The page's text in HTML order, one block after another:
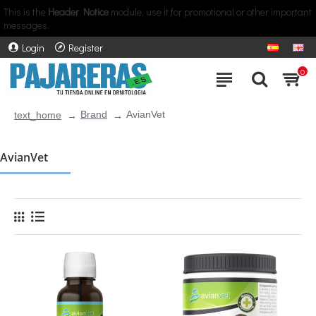
This is the Header Notice module, use it for promotional or other important
messages.
Login
Register
0
text_home Brand AvianVet
AvianVet